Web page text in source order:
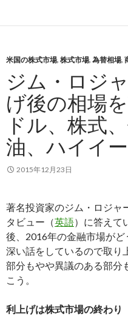
米国の株式市場, 株式市場, 為替相場,
ジム・ロジ
げ後の相場
ドル、株式
油、ハイイ
2015年12月23日
著名投資家のジム・ロジャ
タビュー（英語）に答えて
後、2016年の金融市場が
深い話をしているので取り
部分もやや異議のある部分
こう。
利上げは株式市場の終わり